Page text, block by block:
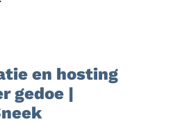
en hosting
gedoe |